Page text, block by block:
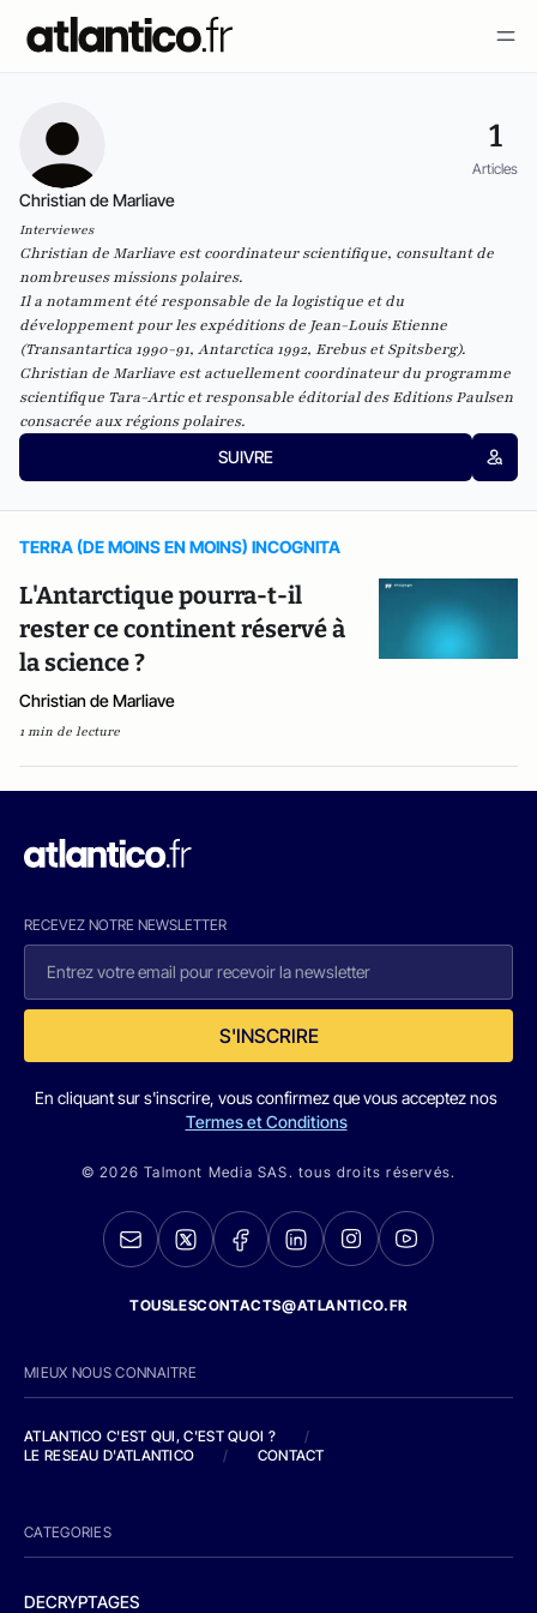
1
Articles
Christian de Marliave
Interviewes
Christian de Marliave est coordinateur scientifique, consultant de
nombreuses missions polaires.
Il a notamment été responsable de la logistique et du
développement pour les expéditions de Jean-Louis Etienne
(Transantartica 1990-91, Antarctica 1992, Erebus et Spitsberg).
Christian de Marliave est actuellement coordinateur du programme
scientifique Tara-Articet responsable éditorial desEditions Paulsen
consacrée aux régions polaires.
SUIVRE
TERRA (DE MOINS EN MOINS) INCOGNITA
L'Antarctique pourra-t-il
rester ce continent réservé à
la science ?
Christian de Marliave
1 min de lecture
RECEVEZ NOTRE NEWSLETTER
S'INSCRIRE
En cliquant sur s'inscrire, vous confirmez que vous acceptez nos
Termes et Conditions
© 2026 Talmont Media SAS. tous droits réservés.
TOUSLESCONTACTS@ATLANTICO.FR
MIEUX NOUS CONNAITRE
ATLANTICO C'EST QUI, C'EST QUOI ?
/
LE RESEAU D'ATLANTICO
/ CONTACT
CATEGORIES
DECRYPTAGES